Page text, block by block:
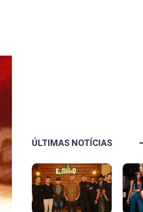
ÚLTIMAS NOTÍCIAS